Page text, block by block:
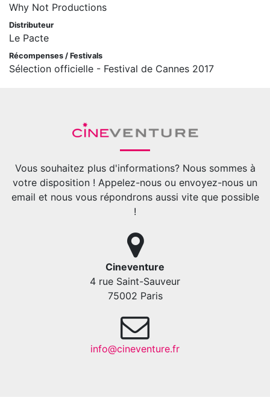
Why Not Productions
Distributeur
Le Pacte
Récompenses / Festivals
Sélection officielle - Festival de Cannes 2017
Vous souhaitez plus d'informations? Nous sommes à
votre disposition ! Appelez-nous ou envoyez-nous un
email et nous vous répondrons aussi vite que possible
!
Cineventure
4 rue Saint-Sauveur
75002 Paris
info@cineventure.fr